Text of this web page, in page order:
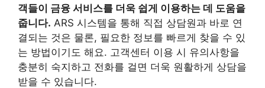
객들이 금융 서비스를 더욱 쉽게 이용하는 데 도움을
줍니다. ARS 시스템을 통해 직접 상담원과 바로 연
결되는 것은 물론, 필요한 정보를 빠르게 찾을 수 있
는 방법이기도 해요. 고객센터 이용 시 유의사항을
충분히 숙지하고 전화를 걸면 더욱 원활하게 상담을
받을 수 있습니다.